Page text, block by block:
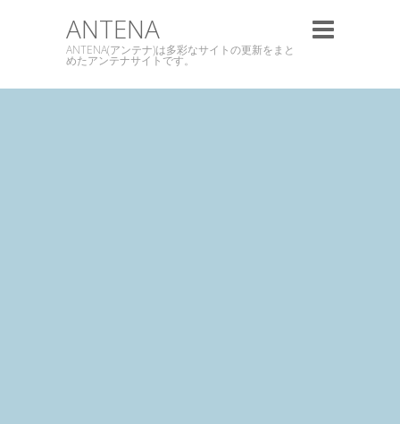
ANTENA
ANTENA(アンテナ)は多彩なサイトの更新をまと
めたアンテナサイトです。